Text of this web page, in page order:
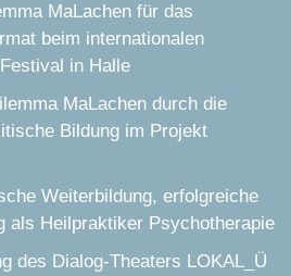
MaLachen für das
beim internationalen
in Halle
MaLachen durch die
Bildung im Projekt
Weiterbildung, erfolgreiche
als Heilpraktiker Psychotherapie
des Dialog-Theaters LOKAL_Ü